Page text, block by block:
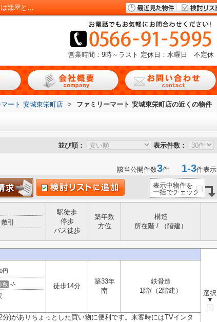
ファミリーマート 安城東栄町店周辺の物件一覧｜南桜井の仲介手数料無料の賃貸アパートは部屋とも！
営業時間：9時～ラスト 定休日：水曜日 不定休
ート 安城東栄町店 > ファミリーマート 安城東栄町店の近くの物件
並び順： 表示件数：
該当公開件数3件 1-3件表示
表示中物件を
一括でチェック
引
駅徒歩
停歩
バス徒歩
築年数
方位
構造
所在階 / （階建）
選択
▼
円
/敷 -/- 徒歩14分
築33年
南
鉄骨造
1階/（2階建）
)がありちょっとした買い物に便利です。来客時にはTVインタ